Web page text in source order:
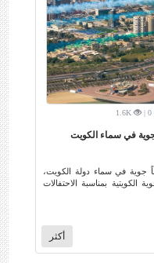
1.6K
عروضًا جوية في سماء الكويت
في سماء دولة الكويت،
بمناسبة الاحتفالات
أكثر